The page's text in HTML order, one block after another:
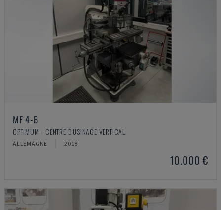
MF 4-B
OPTIMUM - CENTRE D'USINAGE VERTICAL
ALLEMAGNE 2018
10.000 €